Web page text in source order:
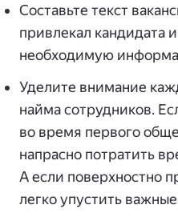
Составьте текст
привлекал кандидата
необходимую
Уделите внимание
найма сотрудников.
во время первого
напрасно потратить
А если поверхностно
легко упустить